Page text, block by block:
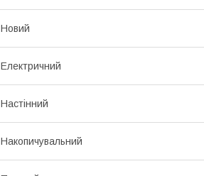
Новий
Електричний
Настінний
Накопичувальний